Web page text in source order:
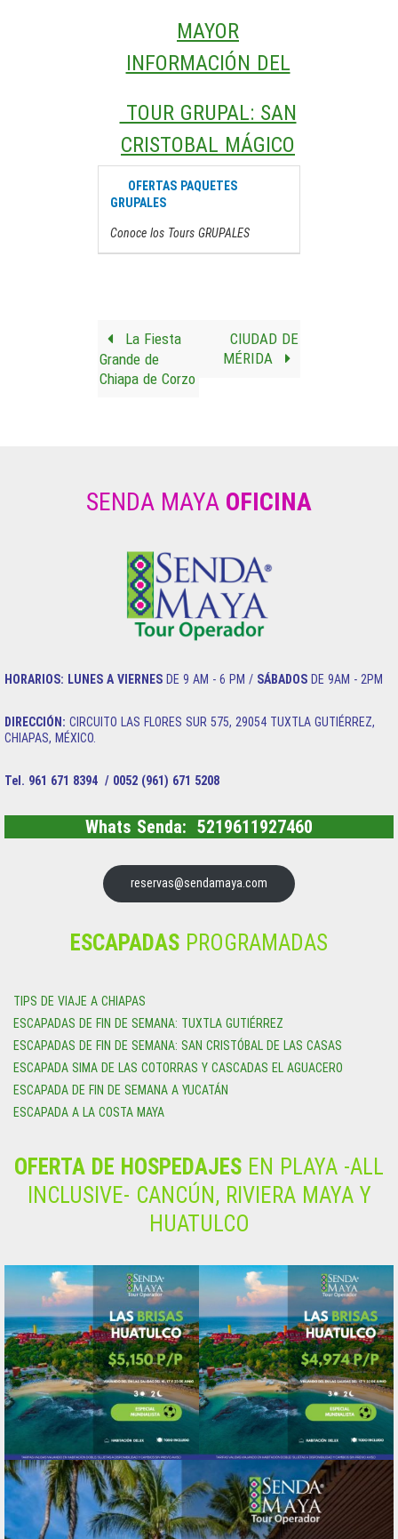
MAYOR
INFORMACIÓN DEL
TOUR GRUPAL: SAN
CRISTOBAL MÁGICO
OFERTAS PAQUETES
GRUPALES
Conoce los Tours GRUPALES
La Fiesta
Grande de
Chiapa de Corzo
CIUDAD DE
MÉRIDA
SENDA MAYA OFICINA
HORARIOS: LUNES A VIERNES DE 9 AM - 6 PM / SÁBADOS DE 9AM - 2PM
DIRECCIÓN: CIRCUITO LAS FLORES SUR 575, 29054 TUXTLA GUTIÉRREZ,
CHIAPAS, MÉXICO.
Tel. 961 671 8394 / 0052 (961) 671 5208
Whats Senda: 5219611927460
reservas@sendamaya.com
ESCAPADAS PROGRAMADAS
TIPS DE VIAJE A CHIAPAS
ESCAPADAS DE FIN DE SEMANA: TUXTLA GUTIÉRREZ
ESCAPADAS DE FIN DE SEMANA: SAN CRISTÓBAL DE LAS CASAS
ESCAPADA SIMA DE LAS COTORRAS Y CASCADAS EL AGUACERO
ESCAPADA DE FIN DE SEMANA A YUCATÁN
ESCAPADA A LA COSTA MAYA
OFERTA DE HOSPEDAJES EN PLAYA -ALL
INCLUSIVE- CANCÚN, RIVIERA MAYA Y
HUATULCO